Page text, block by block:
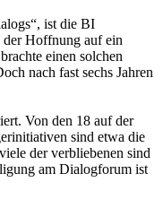
ist die BI
Hoffnung auf ein
einen solchen
nach fast sechs Jahren
Von den 18 auf der
sind etwa die
der verbliebenen sind
am Dialogforum ist